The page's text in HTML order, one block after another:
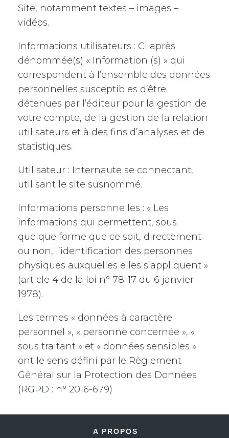
Site, notamment textes – images –
vidéos.
Informations utilisateurs : Ci après
dénommée(s) « Information (s) » qui
correspondent à l’ensemble des données
personnelles susceptibles d’être
détenues par l’éditeur pour la gestion de
votre compte, de la gestion de la relation
utilisateurs et à des fins d’analyses et de
statistiques.
Utilisateur : Internaute se connectant,
utilisant le site susnommé.
Informations personnelles : « Les
informations qui permettent, sous
quelque forme que ce soit, directement
ou non, l’identification des personnes
physiques auxquelles elles s’appliquent »
(article 4 de la loi n° 78-17 du 6 janvier
1978).
Les termes « données à caractère
personnel », « personne concernée », «
sous traitant » et « données sensibles »
ont le sens défini par le Règlement
Général sur la Protection des Données
(RGPD : n° 2016-679)
A PROPOS